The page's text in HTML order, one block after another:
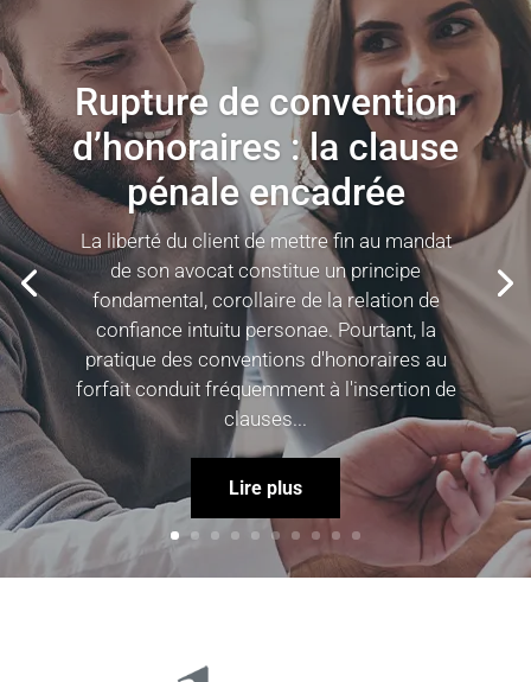
Rupture de convention
d’honoraires : la clause
pénale encadrée
La liberté du client de mettre fin au mandat
de son avocat constitue un principe
fondamental, corollaire de la relation de
confiance intuitu personae. Pourtant, la
pratique des conventions d'honoraires au
forfait conduit fréquemment à l'insertion de
clauses...
Lire plus